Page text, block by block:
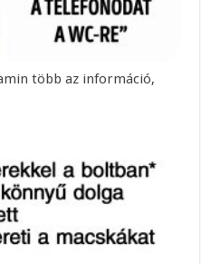
több az információ,